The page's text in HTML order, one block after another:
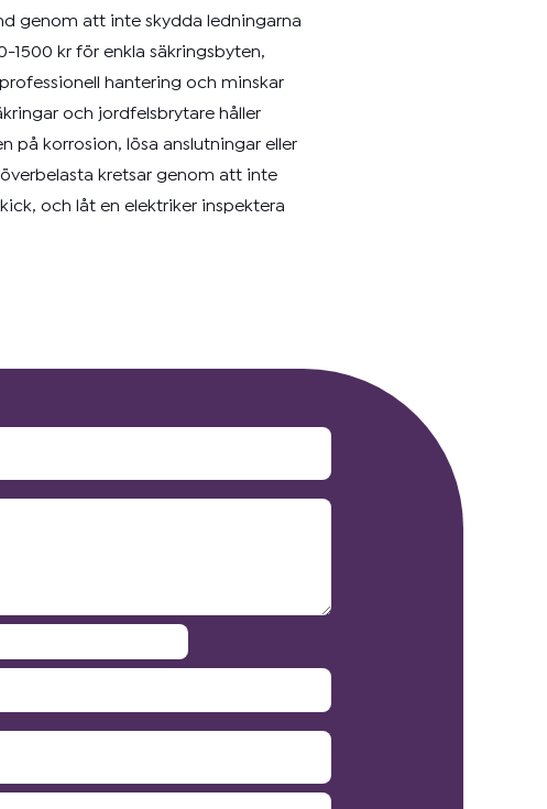
genom att inte skydda ledningarna
1500 kr för enkla säkringsbyten,
hantering och minskar
och jordfelsbrytare håller
på korrosion, lösa anslutningar eller
överbelasta kretsar genom att inte
och låt en elektriker inspektera